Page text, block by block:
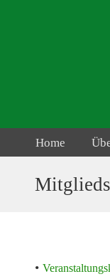
Home
•